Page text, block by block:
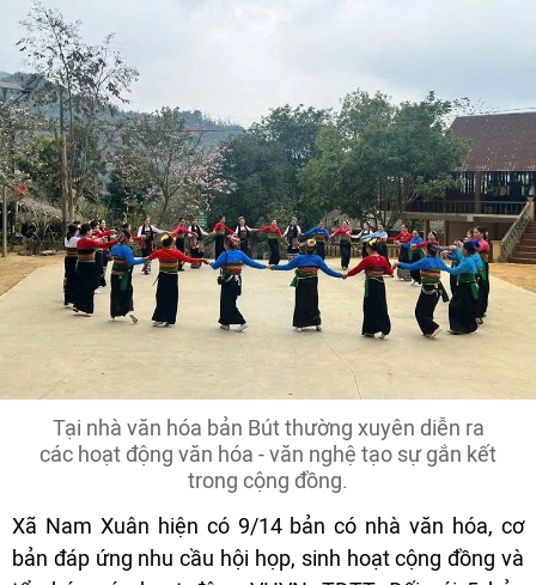
Tại nhà văn hóa bản Bút thường xuyên diễn ra
các hoạt động văn hóa - văn nghệ tạo sự gắn kết
trong cộng đồng.
Xã Nam Xuân hiện có 9/14 bản có nhà văn hóa, cơ
bản đáp ứng nhu cầu hội họp, sinh hoạt cộng đồng và